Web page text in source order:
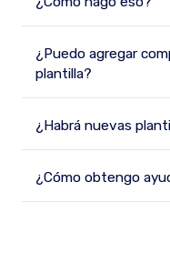
¿Puedo agregar
plantilla?
¿Habrá nuevas
¿Cómo obtengo